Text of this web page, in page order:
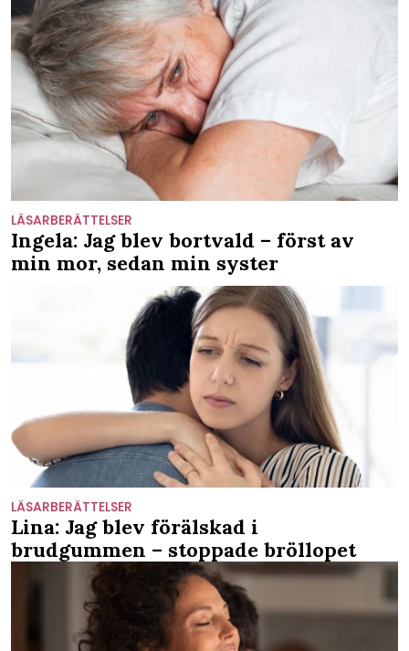
LÄSARBERÄTTELSER
Ingela: Jag blev bortvald – först av
min mor, sedan min syster
LÄSARBERÄTTELSER
Lina: Jag blev förälskad i
brudgummen – stoppade bröllopet